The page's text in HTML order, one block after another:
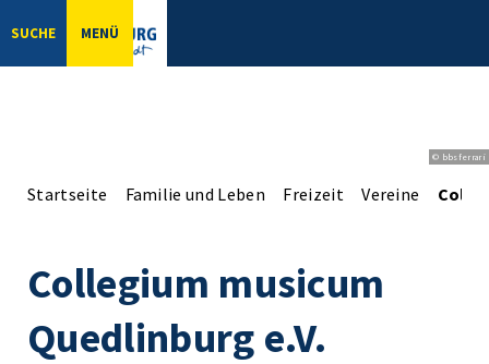
SUCHE MENÜ
© bbsferrari
Startseite Familie und Leben Freizeit Vereine
Collegium musicum
Quedlinburg e.V.